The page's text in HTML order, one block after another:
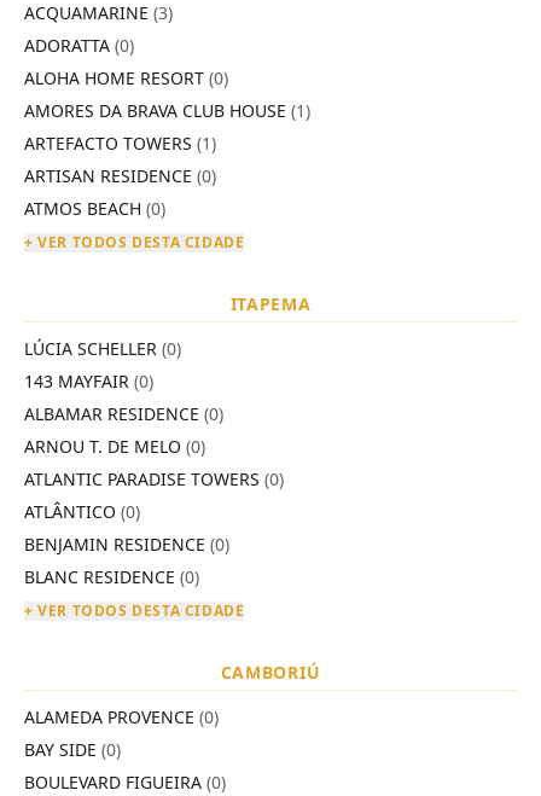
ACQUAMARINE (3)
ADORATTA (0)
ALOHA HOME RESORT (0)
AMORES DA BRAVA CLUB HOUSE (1)
ARTEFACTO TOWERS (1)
ARTISAN RESIDENCE (0)
ATMOS BEACH (0)
+ VER TODOS DESTA CIDADE
ITAPEMA
LÚCIA SCHELLER (0)
143 MAYFAIR (0)
ALBAMAR RESIDENCE (0)
ARNOU T. DE MELO (0)
ATLANTIC PARADISE TOWERS (0)
ATLÂNTICO (0)
BENJAMIN RESIDENCE (0)
BLANC RESIDENCE (0)
+ VER TODOS DESTA CIDADE
CAMBORIÚ
ALAMEDA PROVENCE (0)
BAY SIDE (0)
BOULEVARD FIGUEIRA (0)